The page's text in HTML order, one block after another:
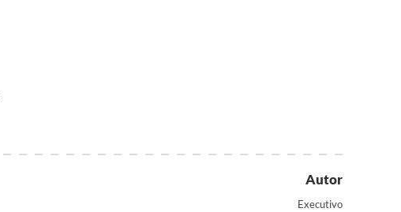
Autor
Executivo